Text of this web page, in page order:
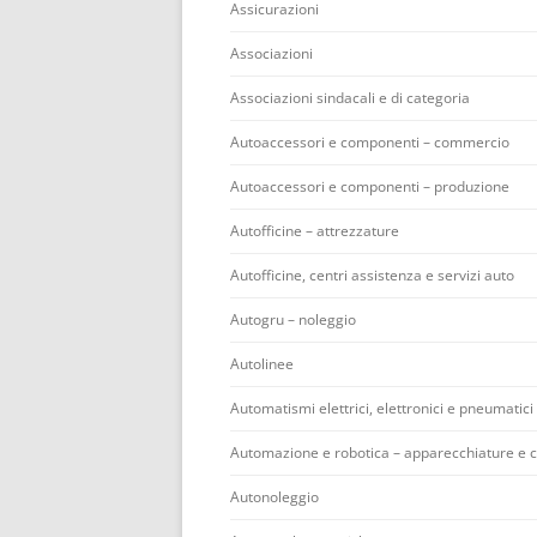
Assicurazioni
Associazioni
Associazioni sindacali e di categoria
Autoaccessori e componenti – commercio
Autoaccessori e componenti – produzione
Autofficine – attrezzature
Autofficine, centri assistenza e servizi auto
Autogru – noleggio
Autolinee
Automatismi elettrici, elettronici e pneumatici
Automazione e robotica – apparecchiature e
Autonoleggio